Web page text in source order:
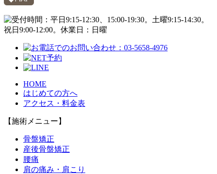
HOME
はじめての方へ
アクセス・料金表
【施術メニュー】
骨盤矯正
産後骨盤矯正
腰痛
肩の痛み・肩こり